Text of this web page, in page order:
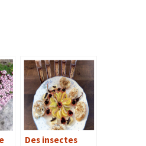
Des insectes